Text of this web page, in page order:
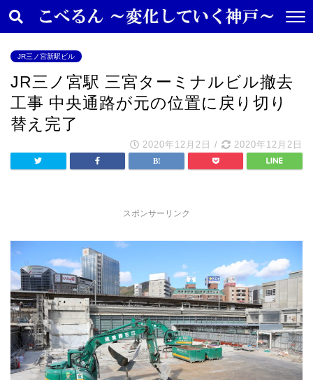
JR三ノ宮新駅ビル
JR三ノ宮駅 三宮ターミナルビル撤去
工事 中央通路が元の位置に戻り切り
替え完了
2020年12月2日 / 2020年12月2日
スポンサーリンク